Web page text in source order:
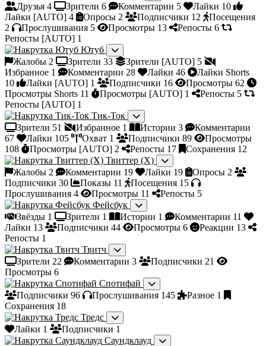
Друзья 4 Зрители 6 Комментарии 5 Лайки 10
Лайки [AUTO] 4 Опросы 2 Подписчики 12
Посещения
2
Прослушивания 5 Просмотры 13 Репосты 6
Репосты [AUTO] 1
Ютуб
Жалобы 2 Зрители 33 Зрители [AUTO] 5
Избранное 1 Комментарии 28 Лайки 46
Лайки Shorts
10
Лайки [AUTO] 1 Подписчики 16 Просмотры 62
Просмотры Shorts 11 Просмотры [AUTO] 1 Репосты 5
Репосты [AUTO] 1
Тик-Ток
Зрители 51 Избранное 1 Истории 3
Комментарии
67
Лайки 105 Охват 1 Подписчики 89
Просмотры
108
Просмотры [AUTO] 2 Репосты 17 Сохранения 12
Твиттер (X)
Жалобы 2 Комментарии 19 Лайки 19 Опросы 2
Подписчики 30 Показы 11 Посещения 15
Прослушивания 4 Просмотры 11 Репосты 5
Фейсбук
Звёзды 1 Зрители 1 Истории 1 Комментарии 11
Лайки 13 Подписчики 44 Просмотры 6 Реакции 13
Репосты 1
Твитч
Зрители 22 Комментарии 3 Подписчики 21
Просмотры 6
Спотифай
Подписчики 96 Прослушивания 145 Разное 1
Сохранения 18
Тредс
Лайки 1 Подписчики 1
Саундклауд